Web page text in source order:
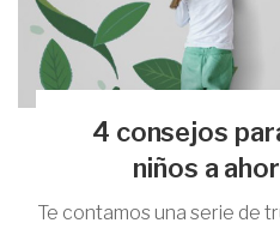
4 consejos
niños a
Te contamos una serie de